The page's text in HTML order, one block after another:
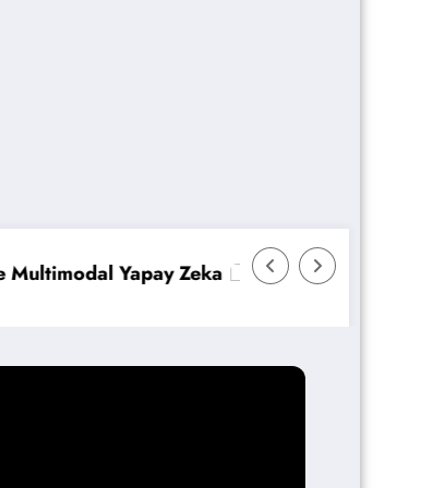
Veeam Backup & Replication: İmmutability